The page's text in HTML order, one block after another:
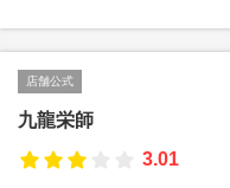
店舗公式
九龍栄師
3.01